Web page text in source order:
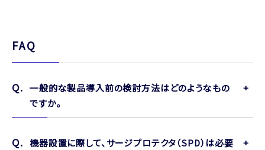
FAQ
一般的な製品導入前の検討方法はどのようなもの
ですか。
機器設置に際して、サージプロテクタ（SPD）は必要